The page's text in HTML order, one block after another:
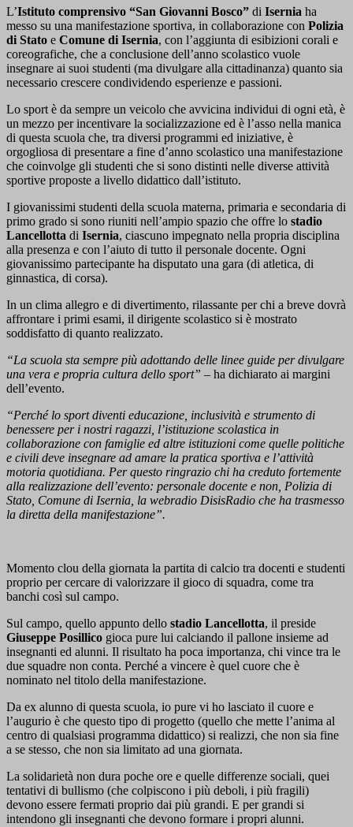
L’Istituto comprensivo “San Giovanni Bosco” di Isernia ha
messo su una manifestazione sportiva, in collaborazione con Polizia
di Stato e Comune di Isernia, con l’aggiunta di esibizioni corali e
coreografiche, che a conclusione dell’anno scolastico vuole
insegnare ai suoi studenti (ma divulgare alla cittadinanza) quanto sia
necessario crescere condividendo esperienze e passioni.
Lo sport è da sempre un veicolo che avvicina individui di ogni età, è
un mezzo per incentivare la socializzazione ed è l’asso nella manica
di questa scuola che, tra diversi programmi ed iniziative, è
orgogliosa di presentare a fine d’anno scolastico una manifestazione
che coinvolge gli studenti che si sono distinti nelle diverse attività
sportive proposte a livello didattico dall’istituto.
I giovanissimi studenti della scuola materna, primaria e secondaria di
primo grado si sono riuniti nell’ampio spazio che offre lo stadio
Lancellotta di Isernia, ciascuno impegnato nella propria disciplina
alla presenza e con l’aiuto di tutto il personale docente. Ogni
giovanissimo partecipante ha disputato una gara (di atletica, di
ginnastica, di corsa).
In un clima allegro e di divertimento, rilassante per chi a breve dovrà
affrontare i primi esami, il dirigente scolastico si è mostrato
soddisfatto di quanto realizzato.
“La scuola sta sempre più adottando delle linee guide per divulgare
una vera e propria cultura dello sport” – ha dichiarato ai margini
dell’evento.
“Perché lo sport diventi educazione, inclusività e strumento di
benessere per i nostri ragazzi, l’istituzione scolastica in
collaborazione con famiglie ed altre istituzioni come quelle politiche
e civili deve insegnare ad amare la pratica sportiva e l’attività
motoria quotidiana. Per questo ringrazio chi ha creduto fortemente
alla realizzazione dell’evento: personale docente e non, Polizia di
Stato, Comune di Isernia, la webradio DisisRadio che ha trasmesso
la diretta della manifestazione”.
Momento clou della giornata la partita di calcio tra docenti e studenti
proprio per cercare di valorizzare il gioco di squadra, come tra
banchi così sul campo.
Sul campo, quello appunto dello stadio Lancellotta, il preside
Giuseppe Posillico gioca pure lui calciando il pallone insieme ad
insegnanti ed alunni. Il risultato ha poca importanza, chi vince tra le
due squadre non conta. Perché a vincere è quel cuore che è
nominato nel titolo della manifestazione.
Da ex alunno di questa scuola, io pure vi ho lasciato il cuore e
l’augurio è che questo tipo di progetto (quello che mette l’anima al
centro di qualsiasi programma didattico) si realizzi, che non sia fine
a se stesso, che non sia limitato ad una giornata.
La solidarietà non dura poche ore e quelle differenze sociali, quei
tentativi di bullismo (che colpiscono i più deboli, i più fragili)
devono essere fermati proprio dai più grandi. E per grandi si
intendono gli insegnanti che devono formare i propri alunni.